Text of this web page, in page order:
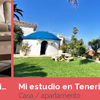
Gite dans la baie du Mont Saint Michel Mi estudio en
Casa / apartamento